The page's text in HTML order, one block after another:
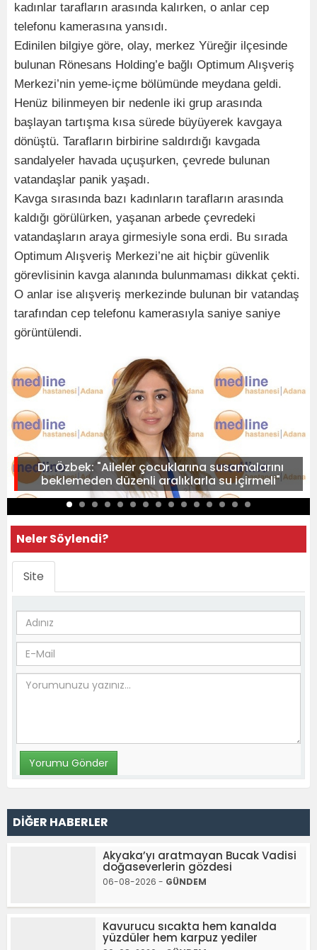
kadınlar tarafların arasında kalırken, o anlar cep
telefonu kamerasına yansıdı.
Edinilen bilgiye göre, olay, merkez Yüreğir ilçesinde
bulunan Rönesans Holding’e bağlı Optimum Alışveriş
Merkezi’nin yeme-içme bölümünde meydana geldi.
Henüz bilinmeyen bir nedenle iki grup arasında
başlayan tartışma kısa sürede büyüyerek kavgaya
dönüştü. Tarafların birbirine saldırdığı kavgada
sandalyeler havada uçuşurken, çevrede bulunan
vatandaşlar panik yaşadı.
Kavga sırasında bazı kadınların tarafların arasında
kaldığı görülürken, yaşanan arbede çevredeki
vatandaşların araya girmesiyle sona erdi. Bu sırada
Optimum Alışveriş Merkezi’ne ait hiçbir güvenlik
görevlisinin kavga alanında bulunmaması dikkat çekti.
O anlar ise alışveriş merkezinde bulunan bir vatandaş
tarafından cep telefonu kamerasıyla saniye saniye
görüntülendi.
Dr. Özbek: "Aileler çocuklarına susamalarını
beklemeden düzenli aralıklarla su içirmeli"
Neler Söylendi?
Site
DİĞER HABERLER
Akyaka’yı aratmayan Bucak Vadisi
doğaseverlerin gözdesi
06-08-2026 - GÜNDEM
Kavurucu sıcakta hem kanalda
yüzdüler hem karpuz yediler